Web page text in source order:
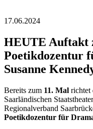
17.06.2024
HEUTE Auftakt
Poetikdozentur
Susanne
Bereits zum 11. Mal richtet
Saarländischen
Regionalverband
Poetikdozentur für